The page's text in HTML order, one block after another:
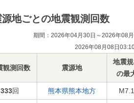
源地ごとの地震観測回数
期間：2026年04月30日～2026年08
2026年08月08日
観測回数 震源地
地震
の最
333回 熊本県熊本地方 M7.1